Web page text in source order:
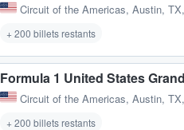
Circuit of the Americas, Austin,
+ 200 billets restants
Formula 1 United States
Circuit of the Americas, Austin,
+ 200 billets restants